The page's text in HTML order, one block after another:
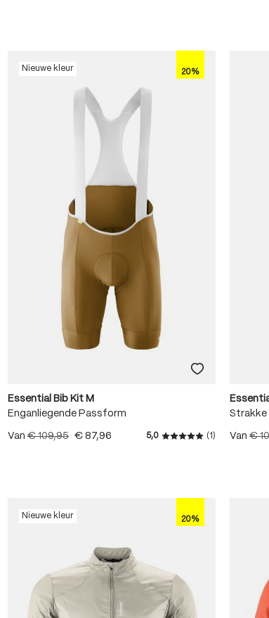
20%
Nieuwe kleur
Essential Bib Kit M
Enganliegende Passform
Van € 109,95 € 87,96 5,0
Gemiddelde
(1)
Strakke
Van €
20%
Nieuwe kleur